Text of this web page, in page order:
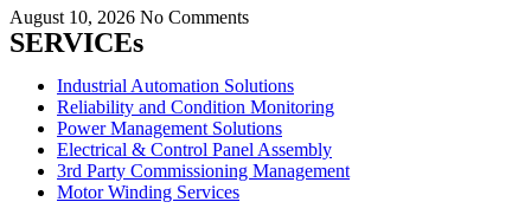
August 10, 2026 No Comments
SERVICEs
Industrial Automation Solutions
Reliability and Condition Monitoring
Power Management Solutions
Electrical & Control Panel Assembly
3rd Party Commissioning Management
Motor Winding Services